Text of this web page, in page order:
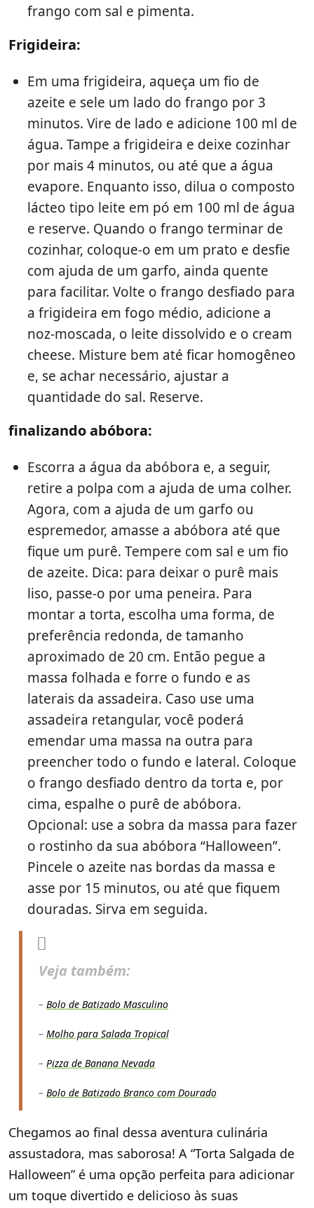
frango com sal e pimenta.
Frigideira:
Em uma frigideira, aqueça um fio de
azeite e sele um lado do frango por 3
minutos. Vire de lado e adicione 100 ml de
água. Tampe a frigideira e deixe cozinhar
por mais 4 minutos, ou até que a água
evapore. Enquanto isso, dilua o composto
lácteo tipo leite em pó em 100 ml de água
e reserve. Quando o frango terminar de
cozinhar, coloque-o em um prato e desfie
com ajuda de um garfo, ainda quente
para facilitar. Volte o frango desfiado para
a frigideira em fogo médio, adicione a
noz-moscada, o leite dissolvido e o cream
cheese. Misture bem até ficar homogêneo
e, se achar necessário, ajustar a
quantidade do sal. Reserve.
finalizando abóbora:
Escorra a água da abóbora e, a seguir,
retire a polpa com a ajuda de uma colher.
Agora, com a ajuda de um garfo ou
espremedor, amasse a abóbora até que
fique um purê. Tempere com sal e um fio
de azeite. Dica: para deixar o purê mais
liso, passe-o por uma peneira. Para
montar a torta, escolha uma forma, de
preferência redonda, de tamanho
aproximado de 20 cm. Então pegue a
massa folhada e forre o fundo e as
laterais da assadeira. Caso use uma
assadeira retangular, você poderá
emendar uma massa na outra para
preencher todo o fundo e lateral. Coloque
o frango desfiado dentro da torta e, por
cima, espalhe o purê de abóbora.
Opcional: use a sobra da massa para fazer
o rostinho da sua abóbora “Halloween”.
Pincele o azeite nas bordas da massa e
asse por 15 minutos, ou até que fiquem
douradas. Sirva em seguida.
Veja também:
– Bolo de Batizado Masculino
– Molho para Salada Tropical
– Pizza de Banana Nevada
– Bolo de Batizado Branco com Dourado
Chegamos ao final dessa aventura culinária
assustadora, mas saborosa! A “Torta Salgada de
Halloween” é uma opção perfeita para adicionar
um toque divertido e delicioso às suas